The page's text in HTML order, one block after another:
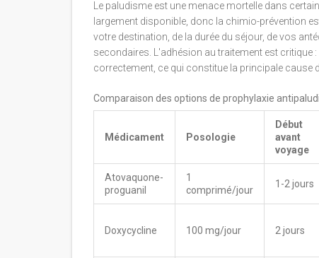
Le paludisme est une menace mortelle dans
largement disponible, donc la chimio-prévention
votre destination, de la durée du séjour, de vos
secondaires. L'adhésion au traitement est critique
correctement, ce qui constitue la principale cause
Comparaison des options de prophylaxie
Médicament Posologie
Début
avant
voyage
Atovaquone-
proguanil
1
comprimé/jour
1-2 jours
Doxycycline 100 mg/jour 2 jours